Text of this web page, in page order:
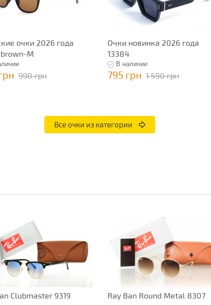
очки 2026 года
M
990 грн
Очки новинка 2026 года
13384
В наличии
795 грн 1 590 грн
Все очки из категории
Clubmaster 9319 Ray Ban Round Metal 8307